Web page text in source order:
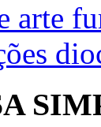
arte